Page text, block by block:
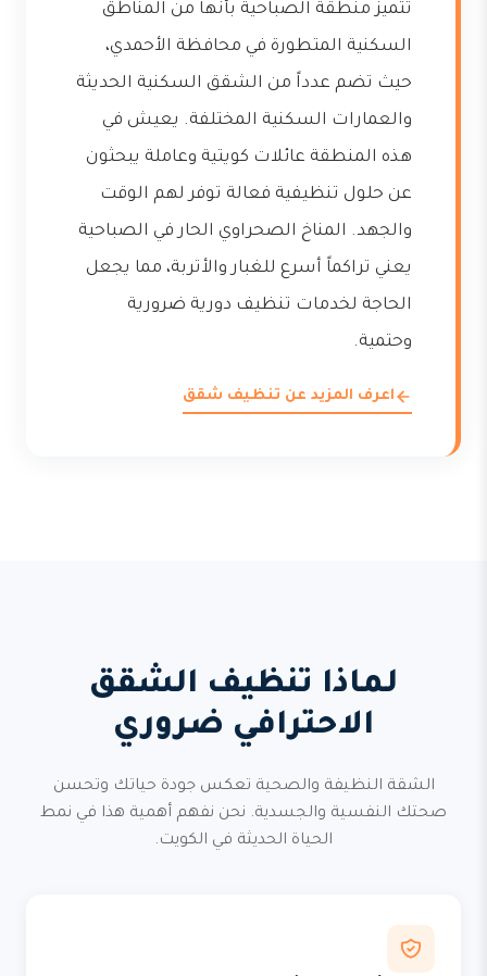
تتميز منطقة الصباحية بأنها من المناطق
السكنية المتطورة في محافظة الأحمدي،
حيث تضم عدداً من الشقق السكنية الحديثة
والعمارات السكنية المختلفة. يعيش في
هذه المنطقة عائلات كويتية وعاملة يبحثون
عن حلول تنظيفية فعالة توفر لهم الوقت
والجهد. المناخ الصحراوي الحار في الصباحية
يعني تراكماً أسرع للغبار والأتربة، مما يجعل
الحاجة لخدمات تنظيف دورية ضرورية
وحتمية.
اعرف المزيد عن تنظيف شقق
لماذا تنظيف الشقق
الاحترافي ضروري
الشقة النظيفة والصحية تعكس جودة حياتك وتحسن
صحتك النفسية والجسدية. نحن نفهم أهمية هذا في نمط
الحياة الحديثة في الكويت.